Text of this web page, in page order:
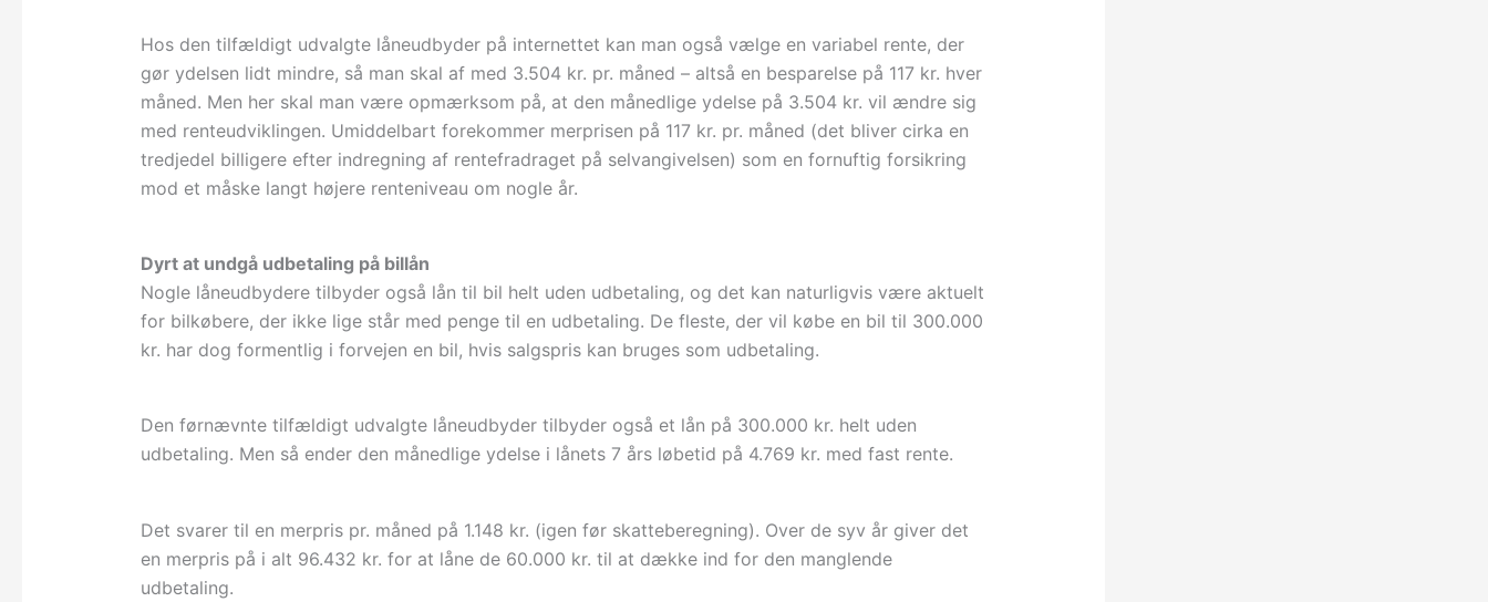
Hos den tilfældigt udvalgte låneudbyder på internettet kan man også vælge en variabel rente, der
gør ydelsen lidt mindre, så man skal af med 3.504 kr. pr. måned – altså en besparelse på 117 kr. hver
måned. Men her skal man være opmærksom på, at den månedlige ydelse på 3.504 kr. vil ændre sig
med renteudviklingen. Umiddelbart forekommer merprisen på 117 kr. pr. måned (det bliver cirka en
tredjedel billigere efter indregning af rentefradraget på selvangivelsen) som en fornuftig forsikring
mod et måske langt højere renteniveau om nogle år.
Dyrt at undgå udbetaling på billån
Nogle låneudbydere tilbyder også lån til bil helt uden udbetaling, og det kan naturligvis være aktuelt
for bilkøbere, der ikke lige står med penge til en udbetaling. De fleste, der vil købe en bil til 300.000
kr. har dog formentlig i forvejen en bil, hvis salgspris kan bruges som udbetaling.
Den førnævnte tilfældigt udvalgte låneudbyder tilbyder også et lån på 300.000 kr. helt uden
udbetaling. Men så ender den månedlige ydelse i lånets 7 års løbetid på 4.769 kr. med fast rente.
Det svarer til en merpris pr. måned på 1.148 kr. (igen før skatteberegning). Over de syv år giver det
en merpris på i alt 96.432 kr. for at låne de 60.000 kr. til at dække ind for den manglende
udbetaling.